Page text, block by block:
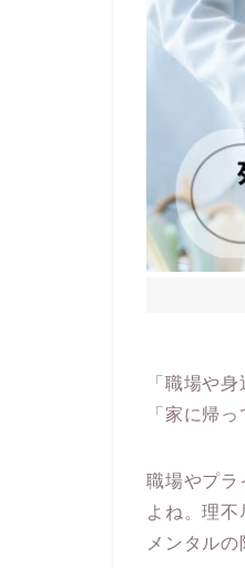
「職場や
「家に帰
職場やプラ
よね。理
メンタル